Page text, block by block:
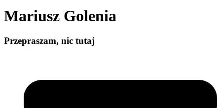
Mariusz Golenia
Przepraszam, nic tutaj